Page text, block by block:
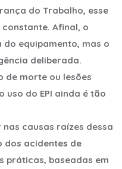
do Trabalho, esse
Afinal, o
equipamento, mas o
deliberada.
de morte ou lesões
do EPI ainda é tão
causas raízes dessa
dos acidentes de
práticas, baseadas em